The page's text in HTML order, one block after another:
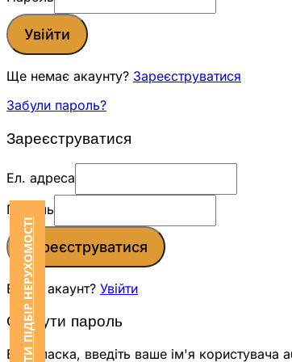
ЗАМОВИТИ ПІДБІР НЕРУХОМОСТІ
Увійти
Ще немає акаунту? Зареєструватися
Забули пароль?
Зареєструватися
Ел. адреса
Пароль
Зареєструватися
Вже є акаунт? Увійти
Скинути пароль
Будь ласка, введіть ваше ім'я